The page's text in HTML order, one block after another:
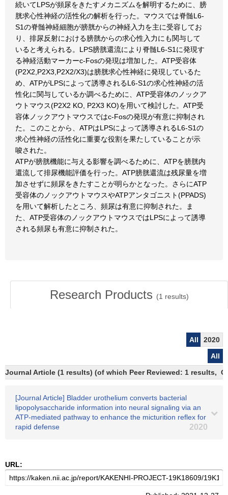
続いてLPSが頻尿をきたすメカニズムを解明するために、膀
胱求心性神経の活性化の解析を行った。マウスでは脊髄L6-
S1の脊髄神経細胞が膀胱からの神経入力を主に受容してお
り、排尿反射における膀胱からの求心性入力にも関与して
いると考えられる。LPS膀胱還流により脊髄L6-S1に発現す
る神経活動マーカーc-Fosの発現は増加した。ATP受容体
(P2X2,P2X3,P2X2/X3)は膀胱求心性神経に発現しているた
め、ATPがLPSによって誘導されるL6-S1の求心性神経の活
性化に関与しているか調べるために、ATP受容体のノックア
ウトマウス(P2X2 KO, P2X3 KO)を用いて検討した。ATP受
容体ノックアウトマウスではc-Fosの発現が有意に抑制され
た。このことから、ATPはLPSによって誘導されるL6-S1の
求心性神経の活性化に重要な役割を果たしていることが示
唆された。
ATPが膀胱機能に与える影響を調べるために、ATPを膀胱内
還流して排尿機能評価を行った。ATP膀胱還流は残尿量を増
加させずに頻尿をきたすことが明らかとなった。さらにATP
受容体のノックアウトマウスやATPアンタゴニスト(PPADS)
を用いて解析したところ、頻尿は有意に抑制された。ま
た、ATP受容体のノックアウトマウスではLPSによって誘導
される頻尿も有意に抑制された。
Research Products (1 results)
All
2020
All
Journal Article (1 results) (of which Peer Reviewed: 1 results,
[Journal Article] Bladder urothelium converts bacterial
lipopolysaccharide information into neural signaling via an
ATP-mediated pathway to enhance the micturition reflex for
rapid defense
2020
URL: